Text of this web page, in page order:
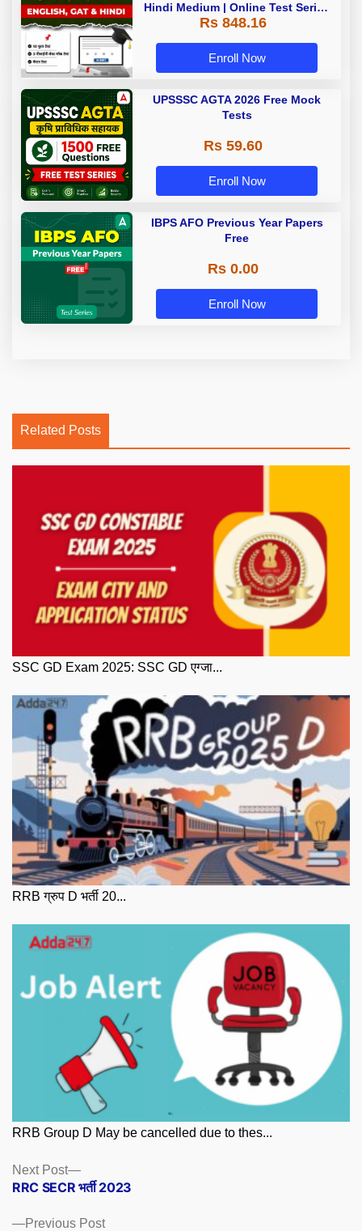
Hindi Medium | Online Test Series
By Adda247
Rs 848.16
Enroll Now
UPSSSC AGTA 2026 Free Mock
Tests
Rs 59.60
Enroll Now
IBPS AFO Previous Year Papers
Free
Rs 0.00
Enroll Now
Related Posts
SSC GD Exam 2025: SSC GD एग्जा...
RRB ग्रुप D भर्ती 20...
RRB Group D May be cancelled due to thes...
Posts
navigation
Previous PostPrevious
Next Post
Next
post:
RRC SECR भर्ती 2023